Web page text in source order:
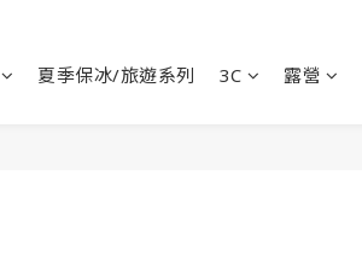
夏季保冰/旅遊系列 3C 露營